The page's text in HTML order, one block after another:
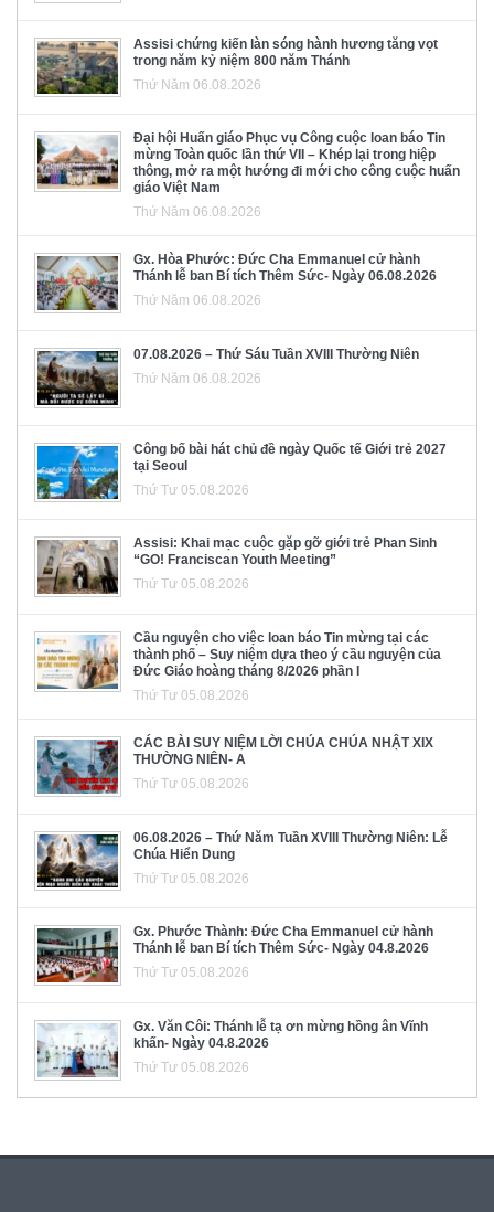
Assisi chứng kiến làn sóng hành hương tăng vọt
trong năm kỷ niệm 800 năm Thánh
Thứ Năm 06.08.2026
Đại hội Huấn giáo Phục vụ Công cuộc loan báo Tin
mừng Toàn quốc lần thứ VII – Khép lại trong hiệp
thông, mở ra một hướng đi mới cho công cuộc huấn
giáo Việt Nam
Thứ Năm 06.08.2026
Gx. Hòa Phước: Đức Cha Emmanuel cử hành
Thánh lễ ban Bí tích Thêm Sức- Ngày 06.08.2026
Thứ Năm 06.08.2026
07.08.2026 – Thứ Sáu Tuần XVIII Thường Niên
Thứ Năm 06.08.2026
Công bố bài hát chủ đề ngày Quốc tế Giới trẻ 2027
tại Seoul
Thứ Tư 05.08.2026
Assisi: Khai mạc cuộc gặp gỡ giới trẻ Phan Sinh
“GO! Franciscan Youth Meeting”
Thứ Tư 05.08.2026
Cầu nguyện cho việc loan báo Tin mừng tại các
thành phố – Suy niệm dựa theo ý cầu nguyện của
Đức Giáo hoàng tháng 8/2026 phần I
Thứ Tư 05.08.2026
CÁC BÀI SUY NIỆM LỜI CHÚA CHÚA NHẬT XIX
THƯỜNG NIÊN- A
Thứ Tư 05.08.2026
06.08.2026 – Thứ Năm Tuần XVIII Thường Niên: Lễ
Chúa Hiển Dung
Thứ Tư 05.08.2026
Gx. Phước Thành: Đức Cha Emmanuel cử hành
Thánh lễ ban Bí tích Thêm Sức- Ngày 04.8.2026
Thứ Tư 05.08.2026
Gx. Văn Côi: Thánh lễ tạ ơn mừng hồng ân Vĩnh
khấn- Ngày 04.8.2026
Thứ Tư 05.08.2026